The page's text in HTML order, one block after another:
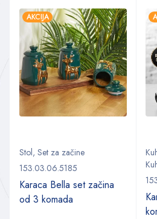
AKCIJA
Stol, Set za začine
153.03.06.5185
Karaca Bella set začina
od 3 komada